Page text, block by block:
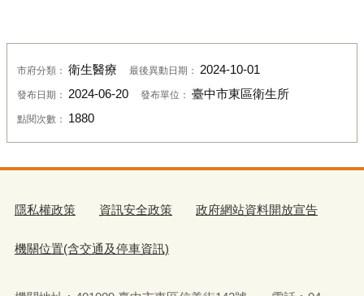
市府分類： 衛生醫療 最後異動日期： 2024-10-01
發布日期： 2024-06-20 發布單位： 臺中市東區衛生所
點閱次數： 1880
隱私權政策 資訊安全政策 政府網站資料開放宣告
機關位置(含交通及停車資訊)